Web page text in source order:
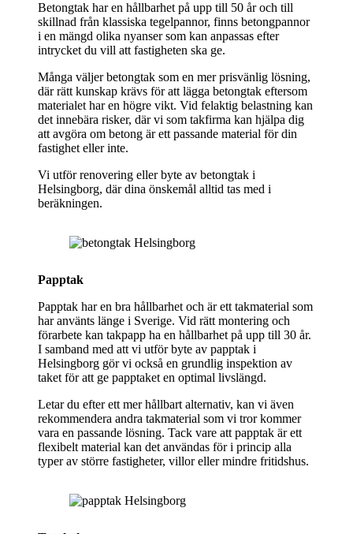
Betongtak har en hållbarhet på upp till 50 år och till
skillnad från klassiska tegelpannor, finns betongpannor
i en mängd olika nyanser som kan anpassas efter
intrycket du vill att fastigheten ska ge.
Många väljer betongtak som en mer prisvänlig lösning,
där rätt kunskap krävs för att lägga betongtak eftersom
materialet har en högre vikt. Vid felaktig belastning kan
det innebära risker, där vi som takfirma kan hjälpa dig
att avgöra om betong är ett passande material för din
fastighet eller inte.
Vi utför renovering eller byte av betongtak i
Helsingborg, där dina önskemål alltid tas med i
beräkningen.
Papptak
Papptak har en bra hållbarhet och är ett takmaterial som
har använts länge i Sverige. Vid rätt montering och
förarbete kan takpapp ha en hållbarhet på upp till 30 år.
I samband med att vi utför byte av papptak i
Helsingborg gör vi också en grundlig inspektion av
taket för att ge papptaket en optimal livslängd.
Letar du efter ett mer hållbart alternativ, kan vi även
rekommendera andra takmaterial som vi tror kommer
vara en passande lösning. Tack vare att papptak är ett
flexibelt material kan det användas för i princip alla
typer av större fastigheter, villor eller mindre fritidshus.